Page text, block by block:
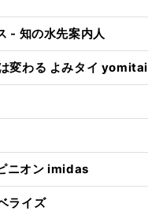
- 知の水先案内人
変わる よみタイ yomitai
ニオン imidas
ライズ